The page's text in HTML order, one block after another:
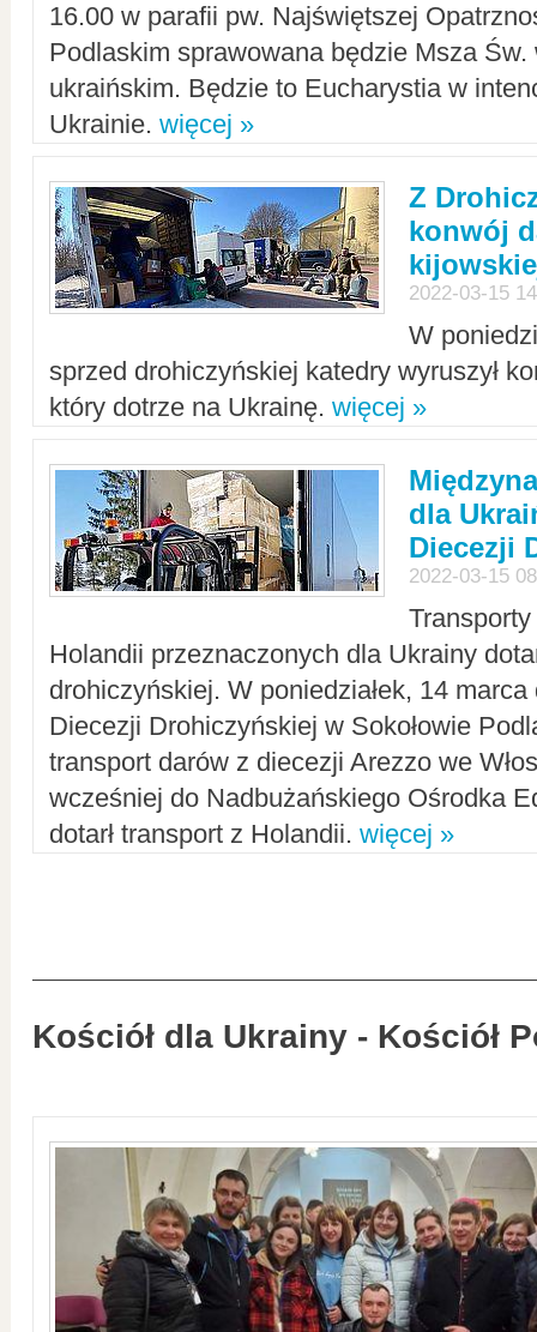
16.00 w parafii pw. Najświętszej
Podlaskim sprawowana będzie Msza Św.
ukraińskim. Będzie to Eucharystia w
Ukrainie. więcej »
Z
konwój
2022-03-15
W
sprzed drohiczyńskiej katedry wyruszył
który dotrze na Ukrainę. więcej »
dla
Diecezji
2022-03-15
Holandii przeznaczonych dla Ukrainy
drohiczyńskiej. W poniedziałek, 14
Diecezji Drohiczyńskiej w Sokołowie
transport darów z diecezji Arezzo we
wcześniej do Nadbużańskiego Ośrodka
dotarł transport z Holandii. więcej »
Kościół dla Ukrainy - Kościół